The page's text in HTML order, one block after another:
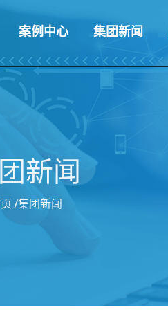
案例中心 集团新闻
新闻
/集团新闻